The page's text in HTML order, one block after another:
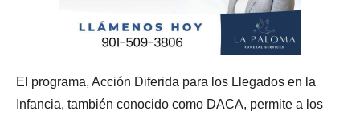
El programa, Acción Diferida para los Llegados en la
Infancia, también conocido como DACA, permite a los